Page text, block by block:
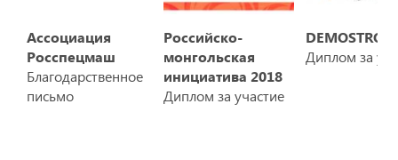
Ассоциация
Росспецмаш
Благодарственное
письмо
Российско-
монгольская
инициатива 2018
Диплом за участие
DEMOSTROY
Диплом за